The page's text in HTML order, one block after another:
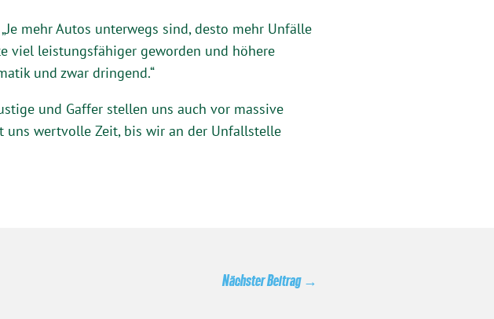
„Je mehr Autos unterwegs sind, desto mehr Unfälle
viel leistungsfähiger geworden und höhere
und zwar dringend.“
und Gaffer stellen uns auch vor massive
uns wertvolle Zeit, bis wir an der Unfallstelle
Nächster Beitrag→